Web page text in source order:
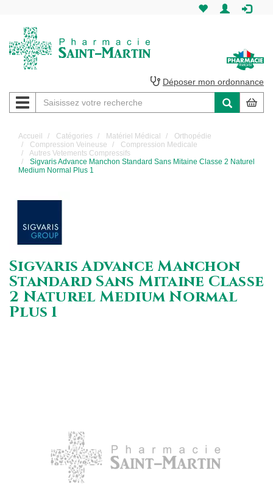
Martin
Pharmacie
Saint-
Martin
Déposer mon ordonnance
Navigation
Accueil Catégories Matériel Médical
Orthopédie
Compression Veineuse
Compression Medicale
Autres Vetements Compressifs
Sigvaris Advance Manchon Standard Sans Mitaine Classe 2 Naturel
Medium Normal Plus 1
Sigvaris Advance Manchon
Standard Sans Mitaine Classe
2 Naturel Medium Normal
Plus 1